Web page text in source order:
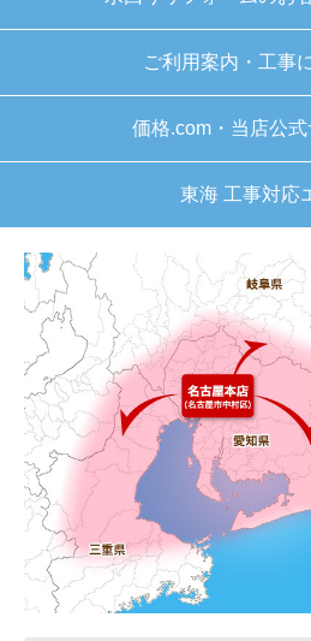
ご利用案内・工事
価格.com・当店公式
東海 工事対応